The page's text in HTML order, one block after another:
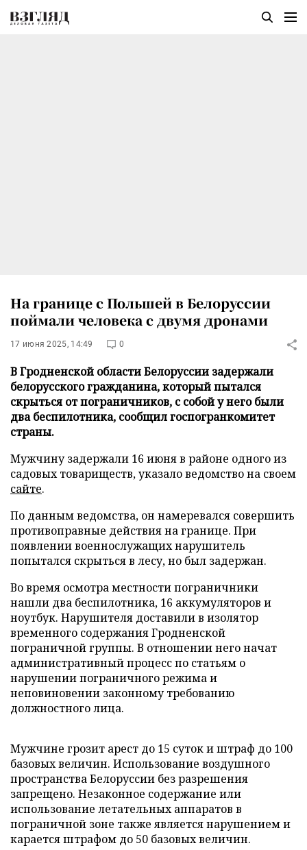
На границе с Польшей в Белоруссии
поймали человека с двумя дронами
17 июня 2025, 14:49 0
В Гродненской области Белоруссии задержали
белорусского гражданина, который пытался
скрыться от пограничников, с собой у него были
два беспилотника, сообщил госпогранкомитет
страны.
Мужчину задержали 16 июня в районе одного из
садовых товариществ, указало ведомство на своем
сайте.
По данным ведомства, он намеревался совершить
противоправные действия на границе. При
появлении военнослужащих нарушитель
попытался скрыться в лесу, но был задержан.
Во время осмотра местности пограничники
нашли два беспилотника, 16 аккумуляторов и
ноутбук. Нарушителя доставили в изолятор
временного содержания Гродненской
пограничной группы. В отношении него начат
административный процесс по статьям о
нарушении пограничного режима и
неповиновении законному требованию
должностного лица.
Мужчине грозит арест до 15 суток и штраф до 100
базовых величин. Использование воздушного
пространства Белоруссии без разрешения
запрещено. Незаконное содержание или
использование летательных аппаратов в
пограничной зоне также является нарушением и
карается штрафом до 50 базовых величин.